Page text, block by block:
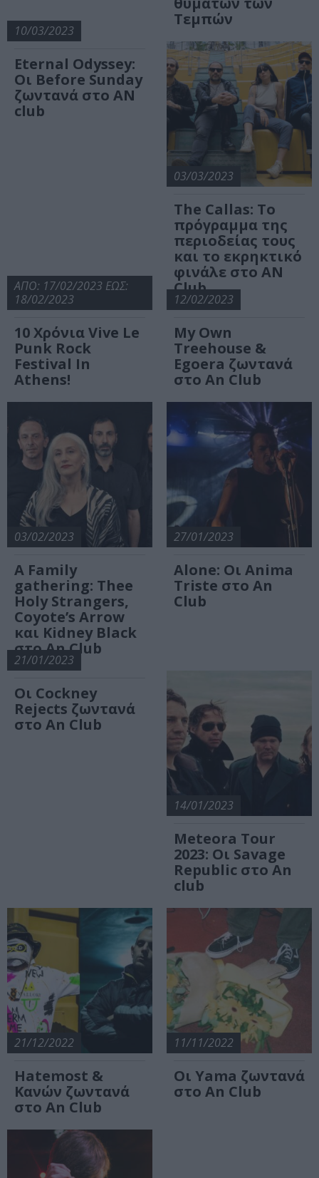
Τεμπών
10/03/2023
Eternal Odyssey:
Οι Before Sunday
ζωντανά στο AN
club
03/03/2023
Τhe Callas: Το
πρόγραμμα της
περιοδείας τους
και το εκρηκτικό
φινάλε στο ΑΝ
Club
ΑΠΟ: 17/02/2023 ΕΩΣ:
18/02/2023
10 Χρόνια Vive Le
Punk Rock
Festival In
Athens!
12/02/2023
My Own
Treehouse &
Egoera ζωντανά
στο An Club
03/02/2023
Α Family
gathering: Thee
Holy Strangers,
Coyote’s Arrow
και Kidney Black
στο An Club
27/01/2023
Alone: Οι Αnima
Triste στο An
Club
21/01/2023
Οι Cockney
Rejects ζωντανά
στο An Club
14/01/2023
Meteora Tour
2023: Οι Savage
Republic στο An
club
21/12/2022
Hatemost &
Κανών ζωντανά
στο An Club
11/11/2022
Οι Yama ζωντανά
στο An Club